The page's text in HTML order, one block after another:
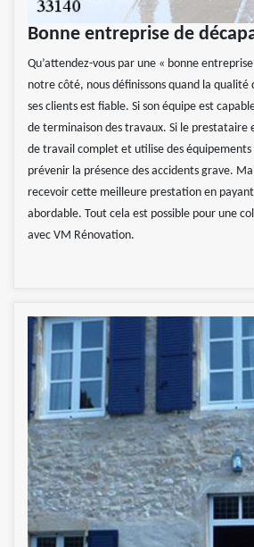
Bonne entreprise de
Qu’attendez-vous par une « bonne
notre côté, nous définissons quand la qualité
ses clients est fiable. Si son équipe est
de terminaison des travaux. Si le prestataire
de travail complet et utilise des
prévenir la présence des accidents grave.
recevoir cette meilleure prestation en
abordable. Tout cela est possible pour une
avec VM Rénovation.